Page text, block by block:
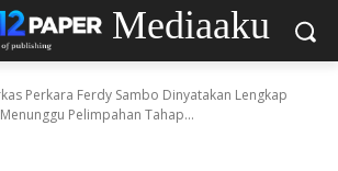
Mediaaku
Perkara Ferdy Sambo Dinyatakan Lengkap
Pelimpahan Tahap...